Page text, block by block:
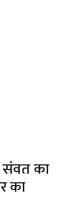
संवत का
का